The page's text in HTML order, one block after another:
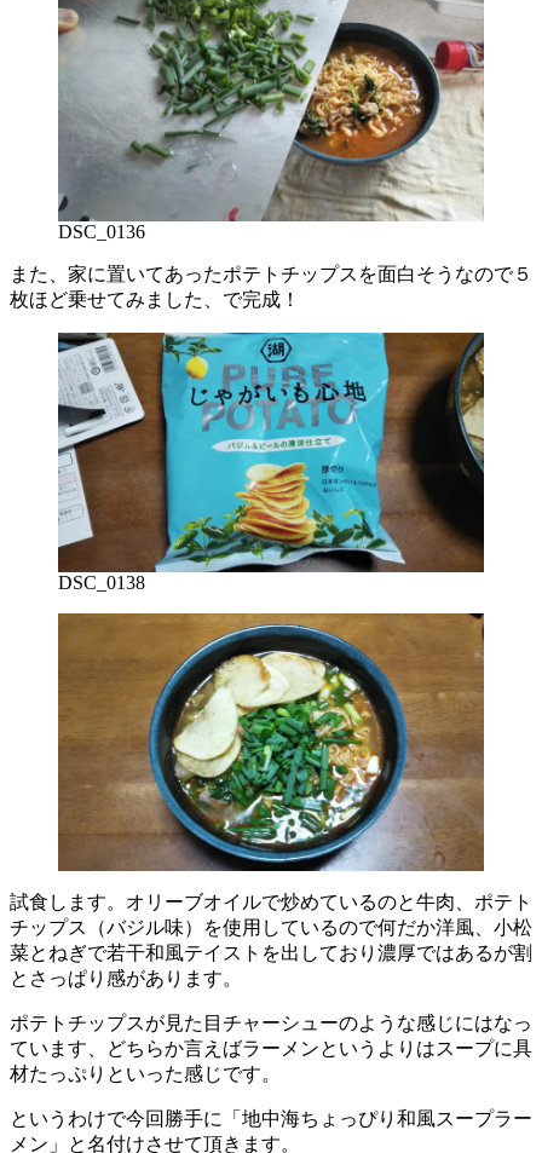
DSC_0136
また、家に置いてあったポテトチップスを面白そうなので５
枚ほど乗せてみました、で完成！
DSC_0138
試食します。オリーブオイルで炒めているのと牛肉、ポテト
チップス（バジル味）を使用しているので何だか洋風、小松
菜とねぎで若干和風テイストを出しており濃厚ではあるが割
とさっぱり感があります。
ポテトチップスが見た目チャーシューのような感じにはなっ
ています、どちらか言えばラーメンというよりはスープに具
材たっぷりといった感じです。
というわけで今回勝手に「地中海ちょっぴり和風スープラー
メン」と名付けさせて頂きます。